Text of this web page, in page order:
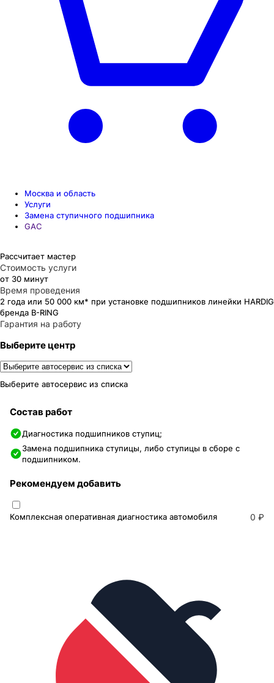
Москва и область
Услуги
Замена ступичного подшипника
GAC
Рассчитает мастер
Стоимость услуги
от 30 минут
Время проведения
2 года или 50 000 км* при установке подшипников линейки HARDIG
бренда B-RING
Гарантия на работу
Выберите центр
Выберите автосервис из списка
Состав работ
Диагностика подшипников ступиц;
Замена подшипника ступицы, либо ступицы в сборе с
подшипником.
Рекомендуем добавить
Комплексная оперативная диагностика автомобиля 0 ₽